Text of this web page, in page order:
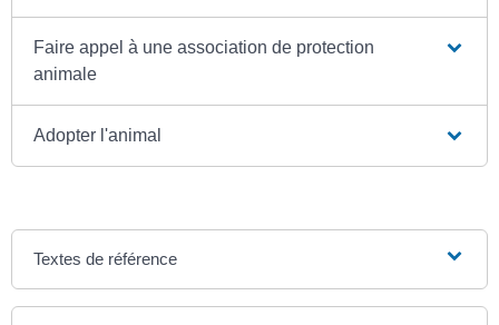
Faire appel à une association de protection
animale
Adopter l'animal
Textes de référence